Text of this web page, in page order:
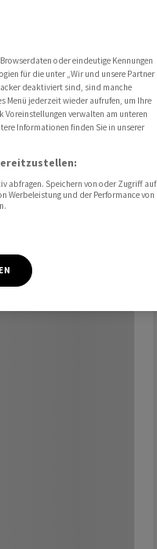
oder eindeutige Kennungen
für die unter „Wir und unsere Partner
deaktiviert sind, sind manche
Menü jederzeit wieder aufrufen, um Ihre
Voreinstellungen verwalten am unteren
Informationen finden Sie in unserer
abfragen. Speichern von oder Zugriff auf
Werbeleistung und der Performance von